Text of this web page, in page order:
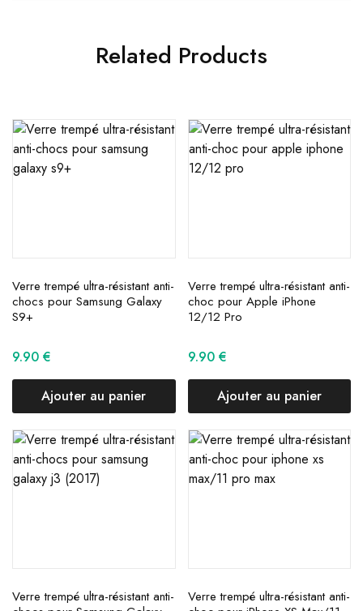
Related Products
Verre trempé ultra-résistant anti-
chocs pour Samsung Galaxy
S9+
9.90 €
Ajouter au panier
Verre trempé ultra-résistant anti-
choc pour Apple iPhone
12/12 Pro
9.90 €
Ajouter au panier
Verre trempé ultra-résistant anti-
Verre trempé ultra-résistant anti-